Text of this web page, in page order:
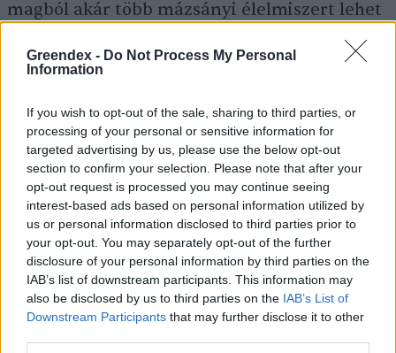
Greendex - Do Not Process My Personal
Information
If you wish to opt-out of the sale, sharing to third parties, or
processing of your personal or sensitive information for
targeted advertising by us, please use the below opt-out
section to confirm your selection. Please note that after your
opt-out request is processed you may continue seeing
interest-based ads based on personal information utilized by
us or personal information disclosed to third parties prior to
your opt-out. You may separately opt-out of the further
disclosure of your personal information by third parties on the
IAB’s list of downstream participants. This information may
also be disclosed by us to third parties on the IAB’s List of
Downstream Participants that may further disclose it to other
magból akár több mázsányi élelmiszert lehet
termelni, ráadásul a folyamat végén újra
lesznek magjaink. A növények ráadásul
újrahasznosításába, és komoly szerepük lehet
szén-dioxid szintjének szabályozásában
Sőt, tulajdonképpen növények nélkül teljesen
elképzelhetetlen a fenntartható űrkutatás, a
földi erőforrásoktól nem vagy kevésbé függő
permanens jelenlét más égitesteken vagy
űrállomásokon. Nem utolsó sorban pedig
otthonos, kellemes közeget jelentenek majd
az otthonuktól távolra merészkedő felfedezők